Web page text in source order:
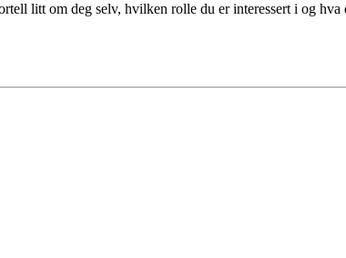
litt om deg selv, hvilken rolle du er interessert i og